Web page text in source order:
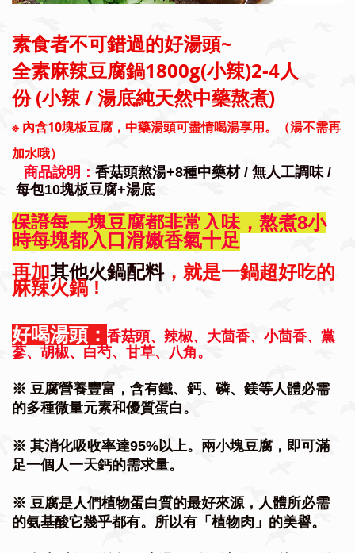
素食者不可錯過的好湯頭~
全素麻辣豆腐鍋1800g(小辣)2-4人
份(小辣 / 湯底純天然中藥熬煮)
※ 內含10塊板豆腐 ，中藥湯頭可盡情喝湯享用。（湯不需再
加水哦）
商品說明： 香菇頭熬湯+8種中藥材/ 無人工調味 /
每包10塊板豆腐+湯底
保證每一塊豆腐都非常入味，熬煮8小
時每塊都入口滑嫩香氣十足
再加其他火鍋配料，就是一鍋超好吃的
麻辣火鍋 !
好喝湯頭： 香菇頭、辣椒、大茴香、小茴香、黨
蔘、胡椒、白芍、甘草、八角。
※ 豆腐營養豐富，含有鐵、鈣、磷、鎂等人體必需
的多種微量元素和優質蛋白。
※ 其消化吸收率達95%以上。兩小塊豆腐，即可滿
足一個人一天鈣的需求量。
※ 豆腐是人們植物蛋白質的最好來源，人體所必需
的氨基酸它幾乎都有。所以有「植物肉」的美譽。